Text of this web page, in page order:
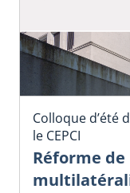
Colloque d’été
le CEPCI
Réforme de